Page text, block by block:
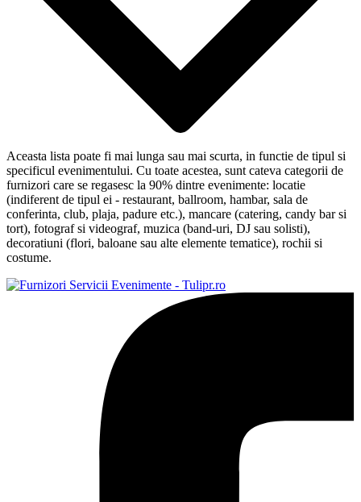
Aceasta lista poate fi mai lunga sau mai scurta, in functie de tipul si
specificul evenimentului. Cu toate acestea, sunt cateva categorii de
furnizori care se regasesc la 90% dintre evenimente: locatie
(indiferent de tipul ei - restaurant, ballroom, hambar, sala de
conferinta, club, plaja, padure etc.), mancare (catering, candy bar si
tort), fotograf si videograf, muzica (band-uri, DJ sau solisti),
decoratiuni (flori, baloane sau alte elemente tematice), rochii si
costume.